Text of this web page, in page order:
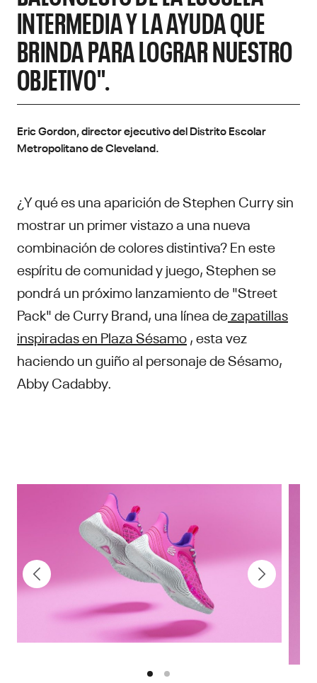
INTERMEDIA Y LA AYUDA QUE
BRINDA PARA LOGRAR NUESTRO
OBJETIVO".
Eric Gordon, director ejecutivo del Distrito Escolar
Metropolitano de Cleveland.
¿Y qué es una aparición de Stephen Curry sin
mostrar un primer vistazo a una nueva
combinación de colores distintiva? En este
espíritu de comunidad y juego, Stephen se
pondrá un próximo lanzamiento de "Street
Pack" de Curry Brand, una línea dezapatillas
inspiradas en Plaza Sésamo , esta vez
haciendo un guiño al personaje de Sésamo,
Abby Cadabby.